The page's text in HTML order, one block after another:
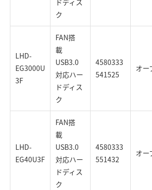
ドディス
ク
LHD-
EG3000U
3F
FAN搭
載
USB3.0
対応ハー
ドディス
ク
4580333
541525
オー
LHD-
EG40U3F
FAN搭
載
USB3.0
対応ハー
ドディス
ク
4580333
551432
オー